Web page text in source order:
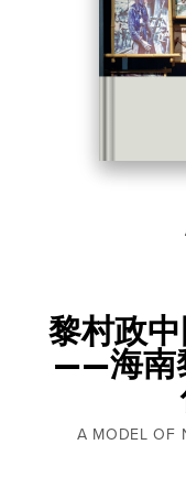
黎村政
——海南
A MODEL OF